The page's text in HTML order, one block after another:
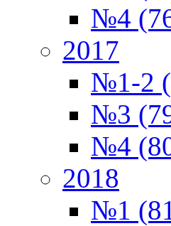
№4
2017
№1-2
№3
№4
2018
№1